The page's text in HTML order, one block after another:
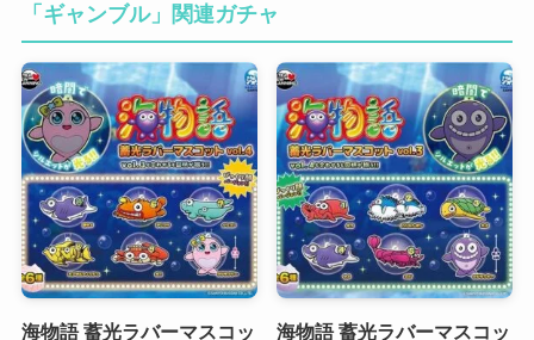
「ギャンブル」関連ガチャ
海物語 蓄光ラバーマスコッ 海物語 蓄光ラバーマスコッ